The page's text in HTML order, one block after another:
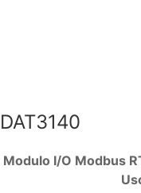
DAT3140
Modulo I/O Modbus